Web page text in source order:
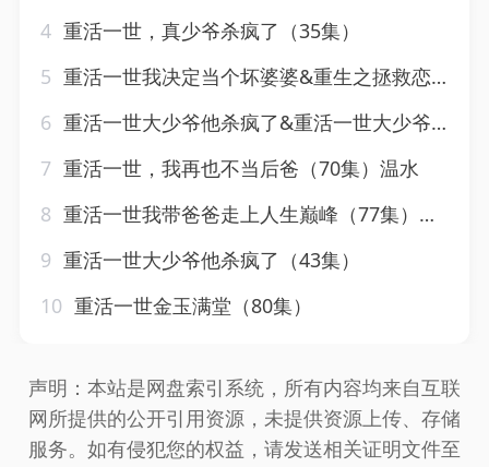
4 重活一世，真少爷杀疯了（35集）
5 重活一世我决定当个坏婆婆&重生之拯救恋爱脑儿子（51集）
6 重活一世大少爷他杀疯了&重活一世大少爷不当舔狗了（43集）张星禾
7 重活一世，我再也不当后爸（70集）温水
8 重活一世我带爸爸走上人生巅峰（77集）王艺珂
9 重活一世大少爷他杀疯了（43集）
10 重活一世金玉满堂（80集）
声明：本站是网盘索引系统，所有内容均来自互联
网所提供的公开引用资源，未提供资源上传、存储
服务。如有侵犯您的权益，请发送相关证明文件至